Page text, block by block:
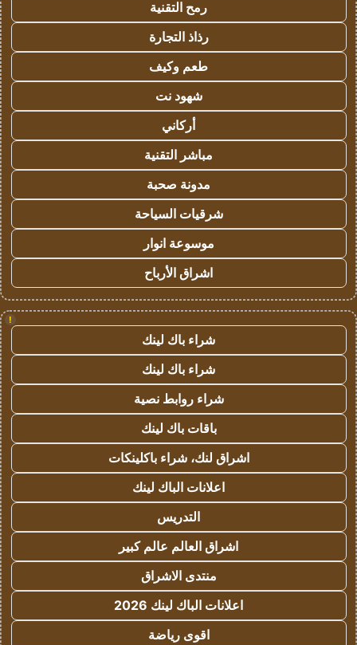
رمح التقنية
رذاذ التجارة
طعم وكيف
شهود نت
أركاني
مباشر التقنية
مدونة صحبة
شرقيات السياحة
موسوعة انوار
اشراق الأرباح
!
شراء باك لينك
شراء باك لينك
شراء روابط نصية
باقات باك لينك
اشراق لنك، شراء باكلينكات
اعلانات الباك لينك
التدريس
اشراق العالم عالم كبير
منتدى الاشراق
اعلانات الباك لينك 2026
اقوى رياضة